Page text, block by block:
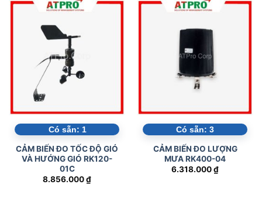
Có sẵn: 1
CẢM BIẾN ĐO TỐC ĐỘ GIÓ
VÀ HƯỚNG GIÓ RK120-
01C
8.856.000₫
Có sẵn: 3
CẢM BIẾN ĐO LƯỢNG
MƯA RK400-04
6.318.000₫